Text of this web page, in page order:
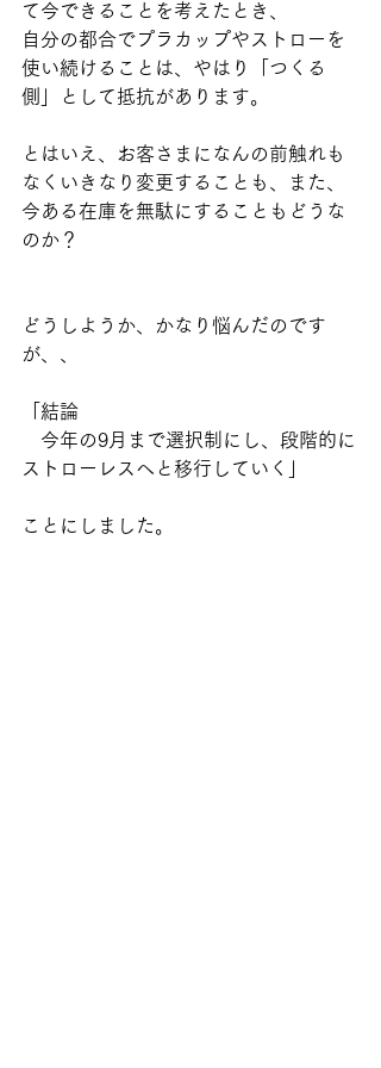
て今できることを考えたとき、
自分の都合でプラカップやストローを
使い続けることは、やはり「つくる
側」として抵抗があります。
とはいえ、お客さまになんの前触れも
なくいきなり変更することも、また、
今ある在庫を無駄にすることもどうな
のか？
どうしようか、かなり悩んだのです
が、、
「結論
今年の9月まで選択制にし、段階的に
ストローレスへと移行していく」
ことにしました。